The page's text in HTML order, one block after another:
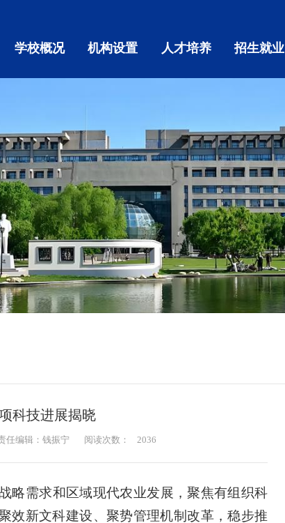
学校概况 机构设置 人才培养 招生就业
科技进展揭晓
任编辑：钱振宁 阅读次数： 2036
略需求和区域现代农业发展，聚焦有组织科
效新文科建设、聚势管理机制改革，稳步推